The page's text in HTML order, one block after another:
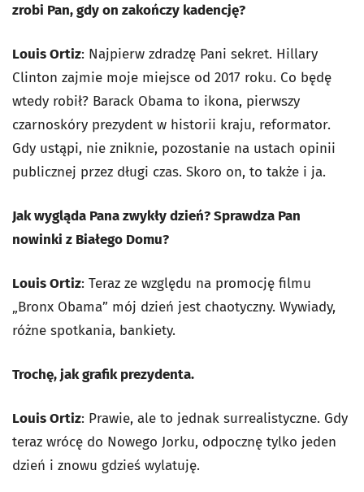
zrobi Pan, gdy on zakończy kadencję?
Louis Ortiz: Najpierw zdradzę Pani sekret. Hillary
Clinton zajmie moje miejsce od 2017 roku. Co będę
wtedy robił? Barack Obama to ikona, pierwszy
czarnoskóry prezydent w historii kraju, reformator.
Gdy ustąpi, nie zniknie, pozostanie na ustach opinii
publicznej przez długi czas. Skoro on, to także i ja.
Jak wygląda Pana zwykły dzień? Sprawdza Pan
nowinki z Białego Domu?
Louis Ortiz: Teraz ze względu na promocję filmu
„Bronx Obama” mój dzień jest chaotyczny. Wywiady,
różne spotkania, bankiety.
Trochę, jak grafik prezydenta.
Louis Ortiz: Prawie, ale to jednak surrealistyczne. Gdy
teraz wrócę do Nowego Jorku, odpocznę tylko jeden
dzień i znowu gdzieś wylatuję.